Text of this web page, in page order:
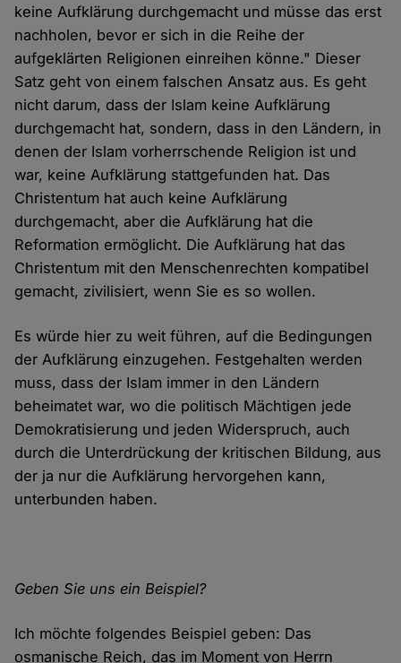
keine Aufklärung durchgemacht und müsse das erst
nachholen, bevor er sich in die Reihe der
aufgeklärten Religionen einreihen könne." Dieser
Satz geht von einem falschen Ansatz aus. Es geht
nicht darum, dass der Islam keine Aufklärung
durchgemacht hat, sondern, dass in den Ländern, in
denen der Islam vorherrschende Religion ist und
war, keine Aufklärung stattgefunden hat. Das
Christentum hat auch keine Aufklärung
durchgemacht, aber die Aufklärung hat die
Reformation ermöglicht. Die Aufklärung hat das
Christentum mit den Menschenrechten kompatibel
gemacht, zivilisiert, wenn Sie es so wollen.
Es würde hier zu weit führen, auf die Bedingungen
der Aufklärung einzugehen. Festgehalten werden
muss, dass der Islam immer in den Ländern
beheimatet war, wo die politisch Mächtigen jede
Demokratisierung und jeden Widerspruch, auch
durch die Unterdrückung der kritischen Bildung, aus
der ja nur die Aufklärung hervorgehen kann,
unterbunden haben.
Geben Sie uns ein Beispiel?
Ich möchte folgendes Beispiel geben: Das
osmanische Reich, das im Moment von Herrn